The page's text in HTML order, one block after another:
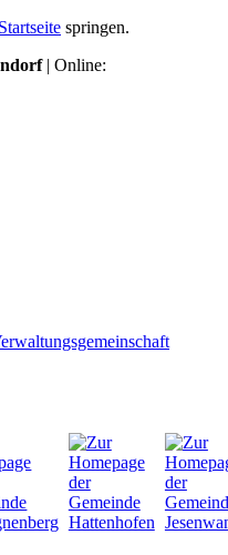
springen.
| Online: